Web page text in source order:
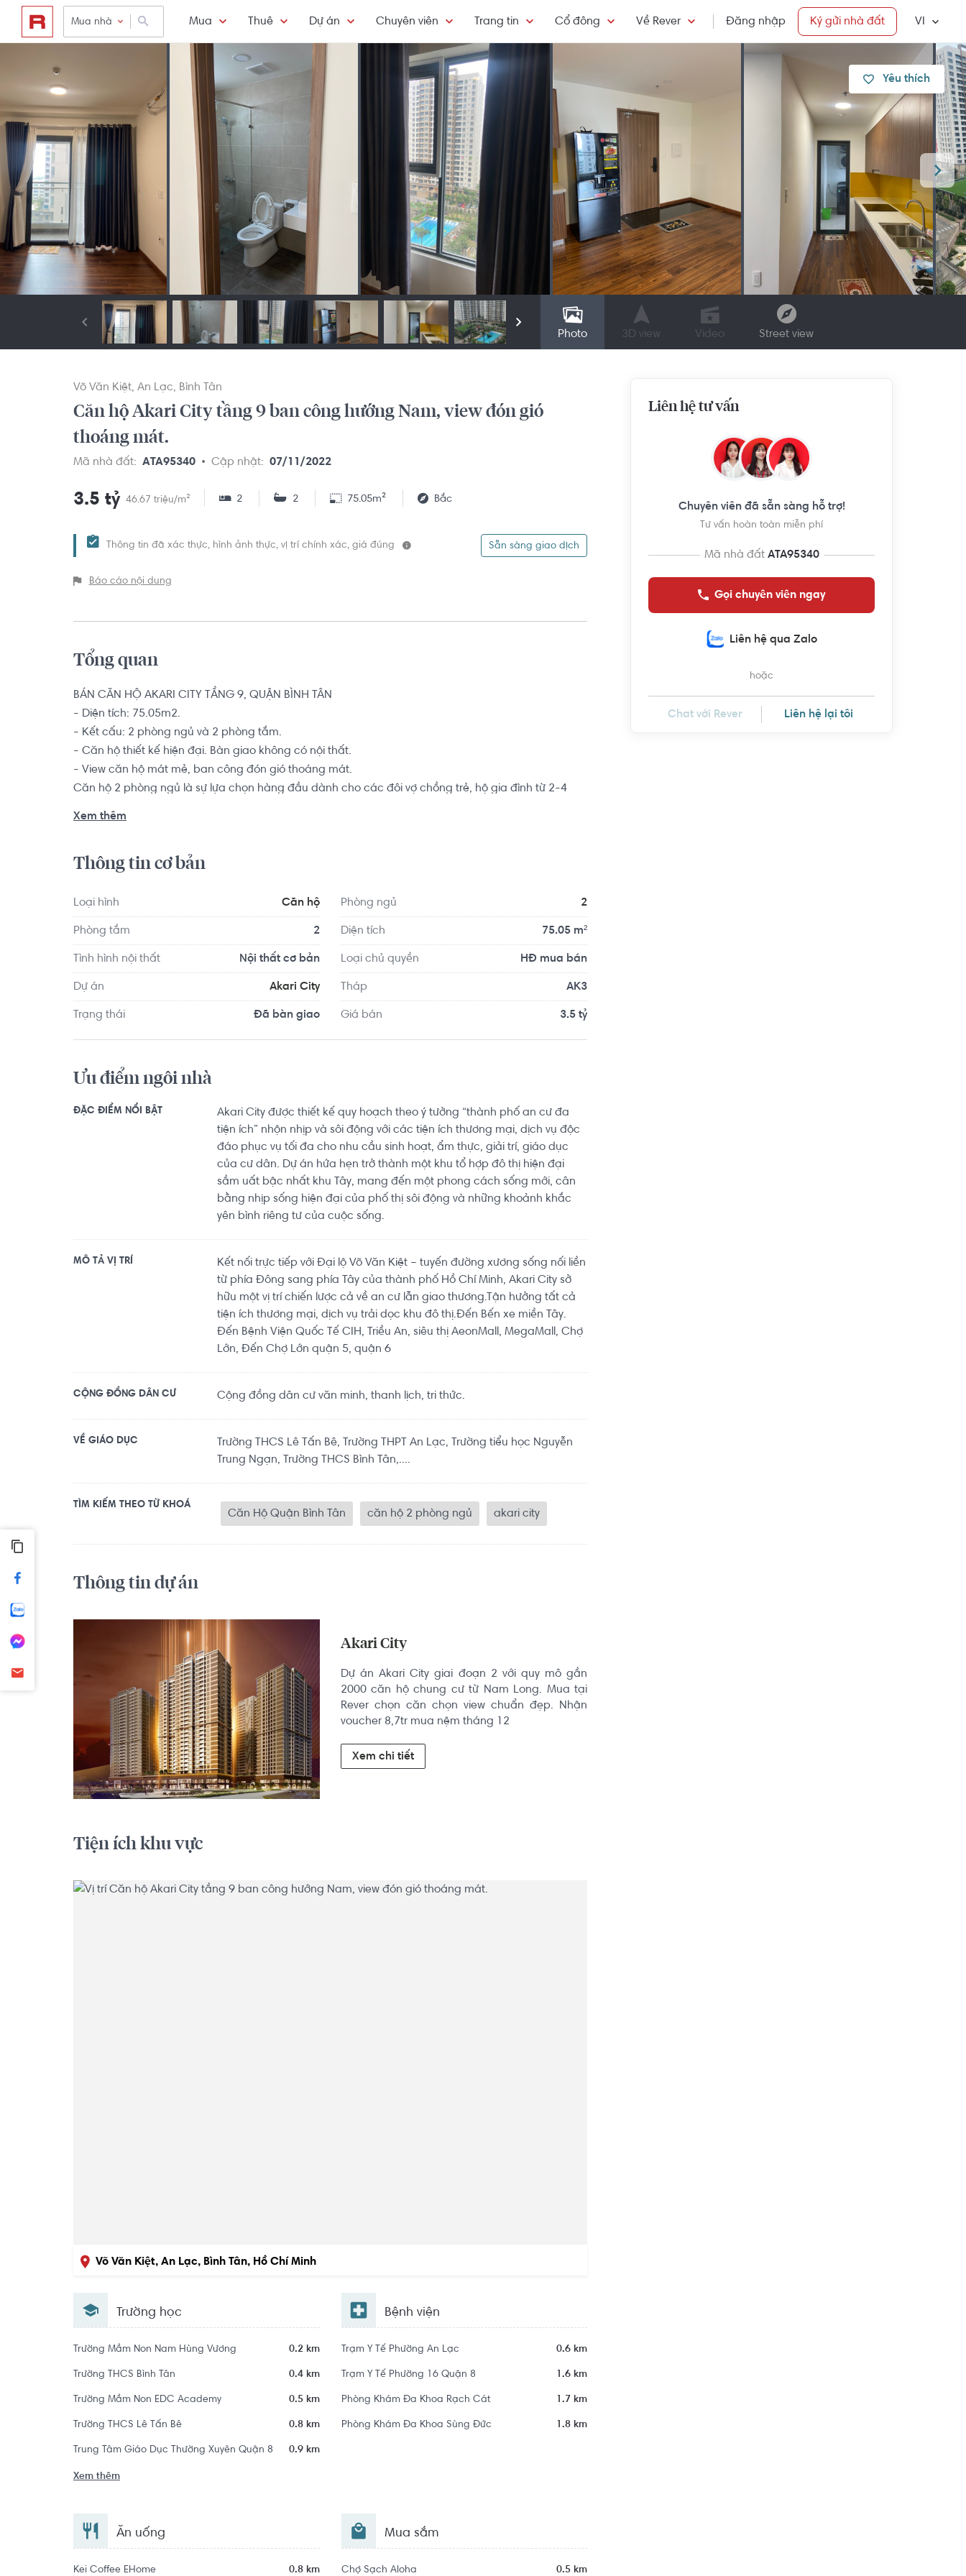
Mua nhà Mua Thuê Dự án Chuyên viên Trang tin Cổ đông Về Rever Đăng nhập Ký gửi nhà đất VI
Yêu thích
Photo 3D view Video Street view
Võ Văn Kiệt An Lạc Bình Tân
Căn hộ Akari City tầng 9 ban công hướng Nam, view đón gió
thoáng mát.
Mã nhà đất: ATA95340 Cập nhật: 07/11/2022
3.5 tỷ 46.67 triệu/m² 2 2 75.05m² Bắc
Thông tin đã xác thực, hình ảnh thực, vị trí chính xác, giá đúng Sẵn sàng giao dịch
Báo cáo nội dung
Tổng quan
BÁN CĂN HỘ AKARI CITY TẦNG 9, QUẬN BÌNH TÂN
- Diện tích: 75.05m2.
- Kết cấu: 2 phòng ngủ và 2 phòng tắm.
- Căn hộ thiết kế hiện đại. Bàn giao không có nội thất.
- View căn hộ mát mẻ, ban công đón gió thoáng mát.
Căn hộ 2 phòng ngủ là sự lựa chọn hàng đầu dành cho các đôi vợ chồng trẻ, hộ gia đình từ 2-4
thoáng mát: công viên sinh thái, quảng trường trung tâm, công viên cộng đồng, khu câu cá, khu
picnic của gia đình, bạn bè vào mỗi dịp cuối tuần, ngày lễ.
Xem thêm
Thông tin cơ bản
Loại hình Căn hộ Phòng ngủ 2
Phòng tắm 2 Diện tích 75.05 m²
Tình hình nội thất Nội thất cơ bản Loại chủ quyền HĐ mua bán
Dự án Akari City Tháp AK3
Trạng thái Đã bàn giao Giá bán 3.5 tỷ
Ưu điểm ngôi nhà
ĐẶC ĐIỂM NỔI BẬT
Akari City được thiết kế quy hoạch theo ý tưởng “thành phố an cư đa
tiện ích” nhộn nhịp và sôi động với các tiện ích thương mại, dịch vụ độc
đáo phục vụ tối đa cho nhu cầu sinh hoạt, ẩm thực, giải trí, giáo dục
của cư dân. Dự án hứa hẹn trở thành một khu tổ hợp đô thị hiện đại
sầm uất bậc nhất khu Tây, mang đến một phong cách sống mới, cân
bằng nhịp sống hiện đại của phố thị sôi động và những khoảnh khắc
yên bình riêng tư của cuộc sống.
MÔ TẢ VỊ TRÍ
Kết nối trực tiếp với Đại lộ Võ Văn Kiệt – tuyến đường xương sống nối liền
từ phía Đông sang phía Tây của thành phố Hồ Chí Minh, Akari City sở
hữu một vị trí chiến lược cả về an cư lẫn giao thương.Tận hưởng tất cả
tiện ích thương mại, dịch vụ trải dọc khu đô thị.Đến Bến xe miền Tây.
Đến Bệnh Viện Quốc Tế CIH, Triều An, siêu thị AeonMall, MegaMall, Chợ
Lớn, Đến Chợ Lớn quận 5, quận 6
CỘNG ĐỒNG DÂN CƯ Cộng đồng dân cư văn minh, thanh lịch, tri thức.
VỀ GIÁO DỤC
Trường THCS Lê Tấn Bê, Trường THPT An Lạc, Trường tiểu học Nguyễn
Trung Ngạn, Trường THCS Bình Tân,....
TÌM KIẾM THEO TỪ KHOÁ
Căn Hộ Quận Bình Tân căn hộ 2 phòng ngủ akari city
Thông tin dự án
Akari City
Dự án Akari City giai đoạn 2 với quy mô gần
2000 căn hộ chung cư từ Nam Long. Mua tại
Rever chọn căn chọn view chuẩn đẹp. Nhận
voucher 8,7tr mua nệm tháng 12
Xem chi tiết
Tiện ích khu vực
Võ Văn Kiệt, An Lạc, Bình Tân, Hồ Chí Minh
Trường học
Trường Mầm Non Nam Hùng Vương 0.2 km
Trường THCS Bình Tân 0.4 km
Trường Mầm Non EDC Academy 0.5 km
Trường THCS Lê Tấn Bê 0.8 km
Trung Tâm Giáo Dục Thường Xuyên Quận 8 0.9 km
Xem thêm
Bệnh viện
Trạm Y Tế Phường An Lạc 0.6 km
Trạm Y Tế Phường 16 Quận 8 1.6 km
Phòng Khám Đa Khoa Rạch Cát 1.7 km
Phòng Khám Đa Khoa Sùng Đức 1.8 km
Ăn uống
Kei Coffee EHome 0.8 km
Mua sắm
Chợ Sạch Aloha 0.5 km
Liên hệ tư vấn
Chuyên viên đã sẵn sàng hỗ trợ!
Tư vấn hoàn toàn miễn phí
Mã nhà đất ATA95340
Gọi chuyên viên ngay
Liên hệ qua Zalo
hoặc
Chat với Rever Liên hệ lại tôi